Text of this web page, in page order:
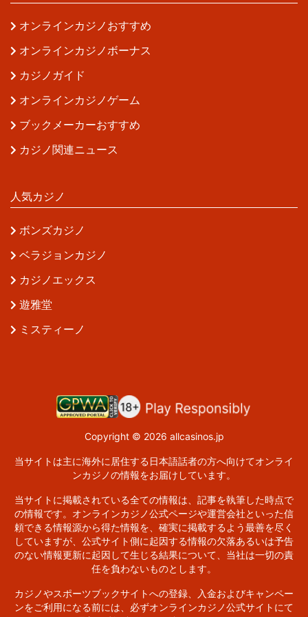
オンラインカジノおすすめ
オンラインカジノボーナス
カジノガイド
オンラインカジノゲーム
ブックメーカーおすすめ
カジノ関連ニュース
人気カジノ
ボンズカジノ
ベラジョンカジノ
カジノエックス
遊雅堂
ミスティーノ
Copyright © 2026 allcasinos.jp
当サイトは主に海外に居住する日本語話者の方へ向けてオンライ
ンカジノの情報をお届けしています。
当サイトに掲載されている全ての情報は、記事を執筆した時点で
の情報です。オンラインカジノ公式ページや運営会社といった信
頼できる情報源から得た情報を、確実に掲載するよう最善を尽く
していますが、公式サイト側に起因する情報の欠落あるいは予告
のない情報更新に起因して生じる結果について、当社は一切の責
任を負わないものとします。
カジノやスポーツブックサイトへの登録、入金およびキャンペー
ンをご利用になる前には、必ずオンラインカジノ公式サイトにて